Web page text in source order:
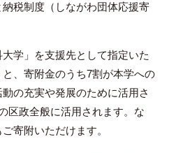
税制度（しながわ団体応援寄
学」を支援先として指定いた
、寄附金のうち7割が本学への
の充実や発展のために活用さ
区政全般に活用されます。な
寄附いただけます。